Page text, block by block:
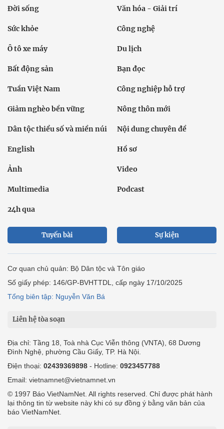
Đời sống Văn hóa - Giải trí
Sức khỏe Công nghệ
Ô tô xe máy Du lịch
Bất động sản Bạn đọc
Tuần Việt Nam Công nghiệp hỗ trợ
Giảm nghèo bền vững Nông thôn mới
Dân tộc thiểu số và miền núi Nội dung chuyên đề
English Hồ sơ
Ảnh Video
Multimedia Podcast
24h qua
Tuyến bài Sự kiện
Cơ quan chủ quản: Bộ Dân tộc và Tôn giáo
Số giấy phép: 146/GP-BVHTTDL, cấp ngày 17/10/2025
Tổng biên tập: Nguyễn Văn Bá
Liên hệ tòa soạn
Địa chỉ: Tầng 18, Toà nhà Cục Viễn thông (VNTA), 68 Dương
Đình Nghệ, phường Cầu Giấy, TP. Hà Nội.
Điện thoại: 02439369898 - Hotline: 0923457788
Email: vietnamnet@vietnamnet.vn
© 1997 Báo VietNamNet. All rights reserved. Chỉ được phát hành
lại thông tin từ website này khi có sự đồng ý bằng văn bản của
báo VietNamNet.